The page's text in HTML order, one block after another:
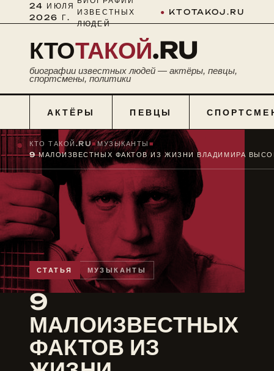
24 ИЮЛЯ
2026 Г.
ИЗВЕСТНЫХ
ЛЮДЕЙ
● KTOTAKOJ.RU
КТОТАКОЙ.RU
биографии известных людей — актёры, певцы,
спортсмены, политики
АКТЁРЫ ПЕВЦЫ
КТО ТАКОЙ.RU■МУЗЫКАНТЫ ■
СТАТЬЯ МУЗЫКАНТЫ
9
МАЛОИЗВЕСТНЫХ
ФАКТОВ ИЗ